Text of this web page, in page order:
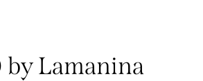
by Lamanina